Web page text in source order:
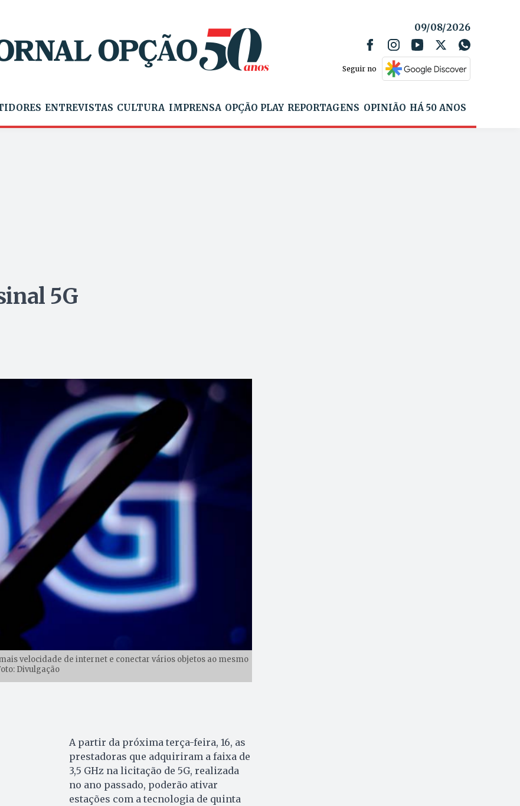
09/08/2026
Seguir no
ENTREVISTAS CULTURA IMPRENSA OPÇÃO PLAY REPORTAGENS OPINIÃO HÁ 50 ANOS
5G
velocidade de internet e conectar vários objetos ao mesmo
Divulgação
A partir da próxima terça-feira, 16, as
prestadoras que adquiriram a faixa de
3,5 GHz na licitação de 5G, realizada
no ano passado, poderão ativar
estações com a tecnologia de quinta